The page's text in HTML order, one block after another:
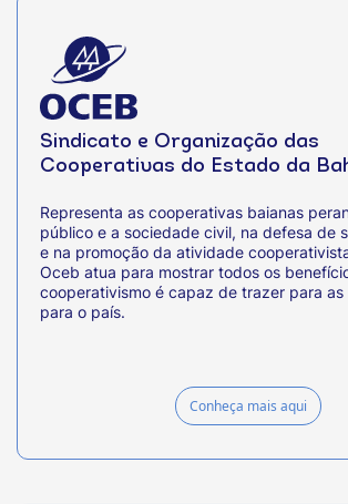
Sindicato e Organização das
Cooperativas do Estado da
Representa as cooperativas baianas
público e a sociedade civil, na defesa de
e na promoção da atividade
Oceb atua para mostrar todos os
cooperativismo é capaz de trazer para as
para o país.
Conheça mais aqui